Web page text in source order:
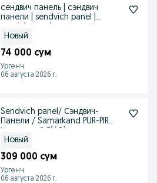
сендвич панель | сэндвич
панели | sendvich panel |
Новый
74 000 сум
Ургенч
06 августа 2026 г.
Sendvich panel/ Сэндвич-
Панели / Samarkand PUR-PIR
Новый
309 000 сум
Ургенч
06 августа 2026 г.